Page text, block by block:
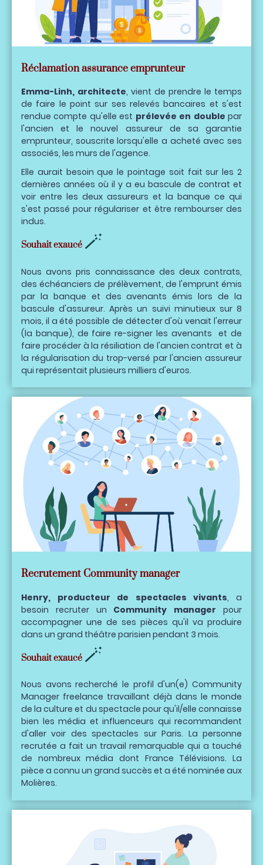
Réclamation assurance emprunteur
Emma-Linh, architecte, vient de prendre le temps
de faire le point sur ses relevés bancaires et s'est
rendue compte qu'elle est prélevée en double par
l'ancien et le nouvel assureur de sa garantie
emprunteur, souscrite lorsqu'elle a acheté avec ses
associés, les murs de l'agence.
Elle aurait besoin que le pointage soit fait sur les 2
dernières années où il y a eu bascule de contrat et
voir entre les deux assureurs et la banque ce qui
s'est passé pour régulariser et être rembourser des
indus.
Souhait exaucé 🪄
Nous avons pris connaissance des deux contrats,
des échéanciers de prélèvement, de l'emprunt émis
par la banque et des avenants émis lors de la
bascule d'assureur. Après un suivi minutieux sur 8
mois, il a été possible de détecter d'où venait l'erreur
(la banque), de faire re-signer les avenants et de
faire procéder à la résiliation de l'ancien contrat et à
la régularisation du trop-versé par l'ancien assureur
qui représentait plusieurs milliers d'euros.
Recrutement Community manager
Henry, producteur de spectacles vivants, a
besoin recruter un Community manager pour
accompagner une de ses pièces qu'il va produire
dans un grand théâtre parisien pendant 3 mois.
Souhait exaucé 🪄
Nous avons recherché le profil d'un(e) Community
Manager freelance travaillant déjà dans le monde
de la culture et du spectacle pour qu'il/elle connaisse
bien les média et influenceurs qui recommandent
d'aller voir des spectacles sur Paris. La personne
recrutée a fait un travail remarquable qui a touché
de nombreux média dont France Télévisions. La
pièce a connu un grand succès et a été nominée aux
Molières.